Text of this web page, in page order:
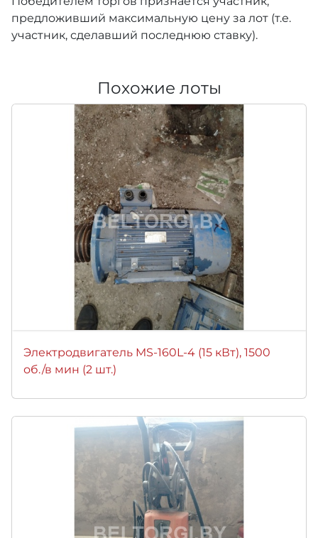
предложивший максимальную цену за лот (т.е.
участник, сделавший последнюю ставку).
Похожие лоты
Электродвигатель MS-160L-4 (15 кВт), 1500
об./в мин (2 шт.)